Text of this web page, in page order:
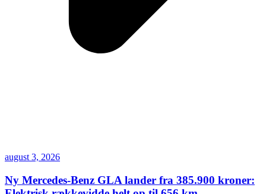
august 3, 2026
Ny Mercedes-Benz GLA lander fra 385.900 kroner: